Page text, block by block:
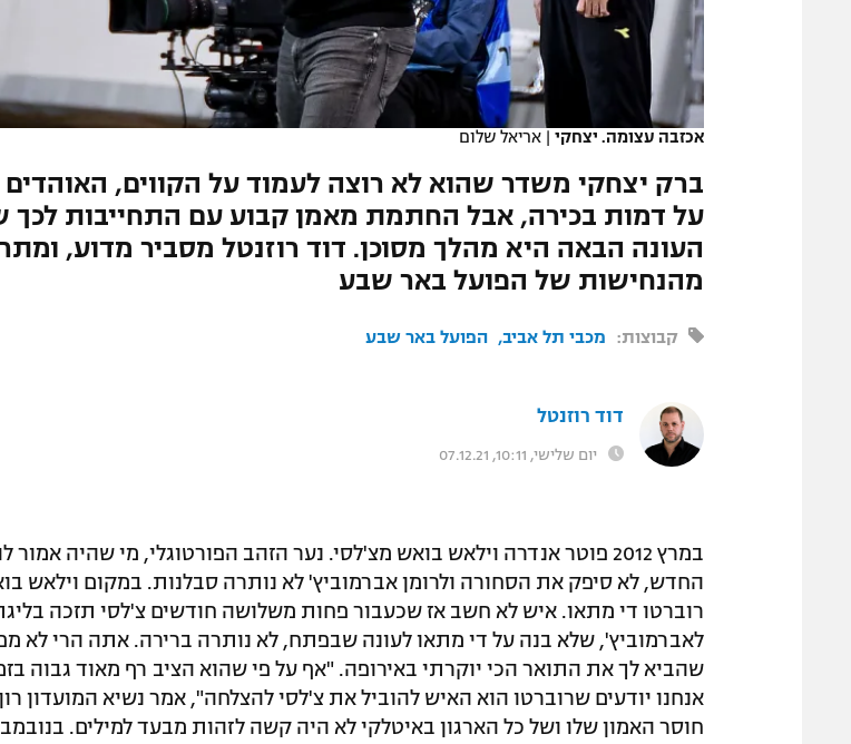
רשיון להקרנה פומבית לבית עסק
הצטרפות לחבילת הערוצים
לוח דרושים – ג'ובנט
תגיות
אכזבה עצומה. יצחקי | אריאל שלום
ברק יצחקי משדר שהוא לא רוצה לעמוד על הקווים, האוהדים
על דמות בכירה, אבל החתמת מאמן קבוע עם התחייבות
העונה הבאה היא מהלך מסוכן. דוד רוזנטל מסביר מדוע,
מהנחישות של הפועל באר שבע
קבוצות: מכבי תל אביב הפועל באר שבע
דוד רוזנטל
יום שלישי, 10:11, 07.12.21
במרץ 2012 פוטר אנדרה וילאש בואש מצ'לסי. נער הזהב הפורטוגלי, מי שהיה אמור
החדש, לא סיפק את הסחורה ולרומן אברמוביץ' לא נותרה סבלנות. במקום וילאש
רוברטו די מתאו. איש לא חשב אז שכעבור פחות משלושה חודשים צ'לסי תזכה
לאברמוביץ', שלא בנה על די מתאו לעונה שבפתח, לא נותרה ברירה. אתה הרי לא
שהביא לך את התואר הכי יוקרתי באירופה. "אף על פי שהוא הציב רף מאוד גבוה
אנחנו יודעים שרוברטו הוא האיש להוביל את צ'לסי להצלחה", אמר נשיא המועדון רון